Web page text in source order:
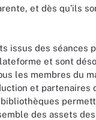
et dès qu’ils
issus des séances
et sont
les membres du
et partenaires
bibliothèques
des assets